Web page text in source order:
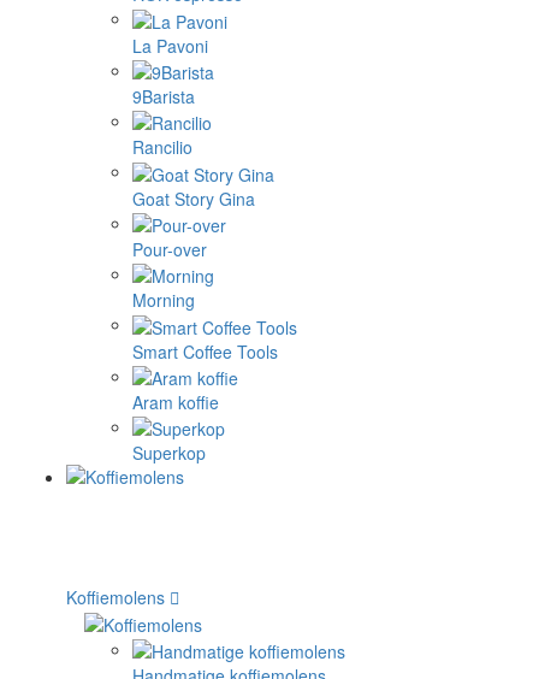
La Pavoni
9Barista
Rancilio
Goat Story Gina
Pour-over
Morning
Smart Coffee Tools
Aram koffie
Superkop
Koffiemolens